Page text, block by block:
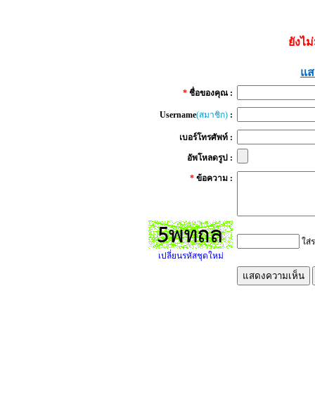
ยังไ
แ
* ชื่อของคุณ :
Username(สมาชิก) :
เบอร์โทรศัพท์ :
อัพโหลดรูป :
* ข้อความ :
เปลี่ยนรหัสชุดใหม่
ใส่